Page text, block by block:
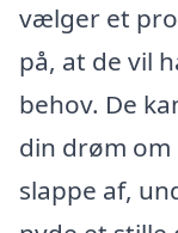
vælger et
på, at de vil
behov. De
din drøm om
slappe af,